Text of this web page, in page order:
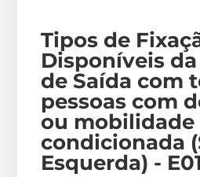
Tipos de
Disponíveis
de Saída com
pessoas com
ou mobilidade
condicionada
Esquerda) -